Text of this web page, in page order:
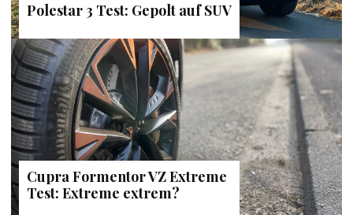
Polestar 3 Test: Gepolt auf SUV
Cupra Formentor VZ Extreme
Test: Extreme extrem?